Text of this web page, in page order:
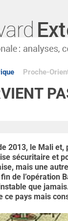
Proche-
2013, le Mali
sécuritaire et
mais une
de
que
ce pays mais